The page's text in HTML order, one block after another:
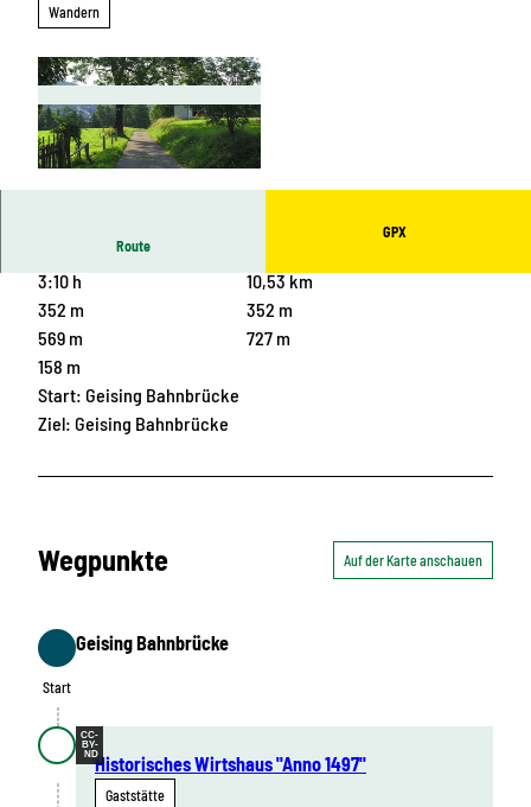
Wandern
Route
GPX
3:10 h
10,53 km
352 m
352 m
569 m
727 m
158 m
Start: Geising Bahnbrücke
Ziel: Geising Bahnbrücke
Wegpunkte Auf der Karte anschauen
Start
Start
Geising Bahnbrücke
CC-
BY-
NDHistorisches Wirtshaus "Anno 1497"
Gaststätte